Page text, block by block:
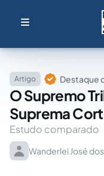
Artigo Destaque
O Supremo
Suprema
Estudo comparado
Wanderlei José